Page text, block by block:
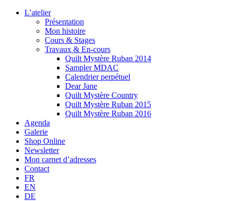
L’atelier
Présentation
Mon histoire
Cours & Stages
Travaux & En-cours
Quilt Mystère Ruban 2014
Sampler MDAC
Calendrier perpétuel
Dear Jane
Quilt Mystère Country
Quilt Mystère Ruban 2015
Quilt Mystère Ruban 2016
Agenda
Galerie
Shop Online
Newsletter
Mon carnet d’adresses
Contact
FR
EN
DE